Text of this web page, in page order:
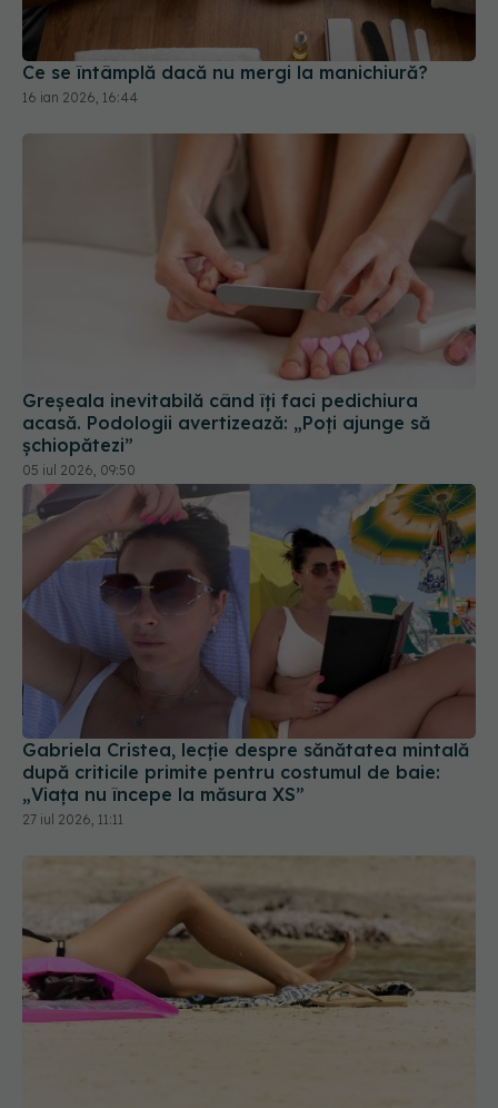
Ce se întâmplă dacă nu mergi la manichiură?
16 ian 2026, 16:44
Greșeala inevitabilă când îți faci pedichiura
acasă. Podologii avertizează: „Poți ajunge să
șchiopătezi”
05 iul 2026, 09:50
Gabriela Cristea, lecție despre sănătatea mintală
după criticile primite pentru costumul de baie:
„Viața nu începe la măsura XS”
27 iul 2026, 11:11